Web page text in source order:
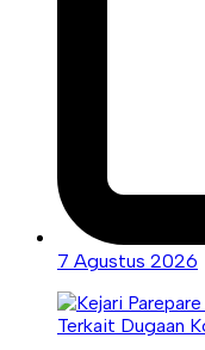
7 Agustus 2026